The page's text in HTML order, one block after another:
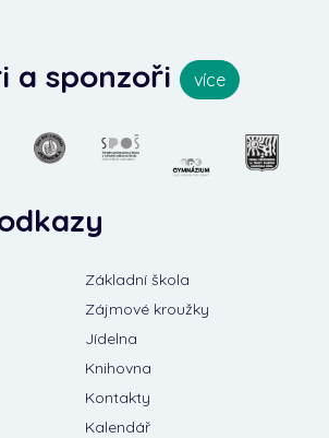
a sponzoři více
Základní škola
Zájmové kroužky
Jídelna
Knihovna
Kontakty
Kalendář